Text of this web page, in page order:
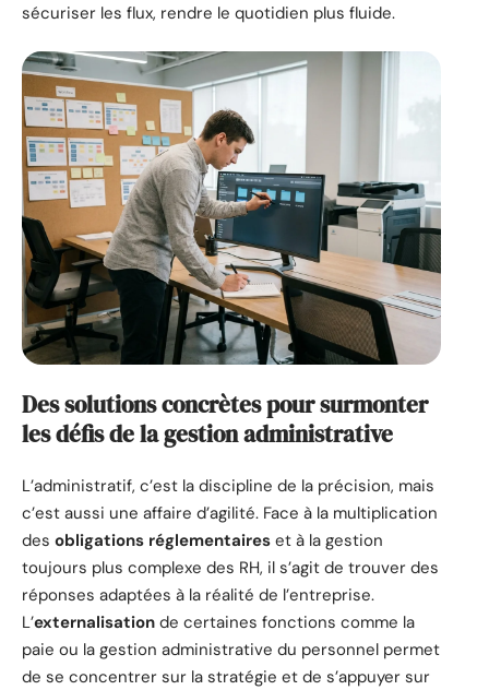
sécuriser les flux, rendre le quotidien plus fluide.
Des solutions concrètes pour surmonter
les défis de la gestion administrative
L’administratif, c’est la discipline de la précision, mais
c’est aussi une affaire d’agilité. Face à la multiplication
des obligations réglementaires et à la gestion
toujours plus complexe des RH, il s’agit de trouver des
réponses adaptées à la réalité de l’entreprise.
L’externalisation de certaines fonctions comme la
paie ou la gestion administrative du personnel permet
de se concentrer sur la stratégie et de s’appuyer sur